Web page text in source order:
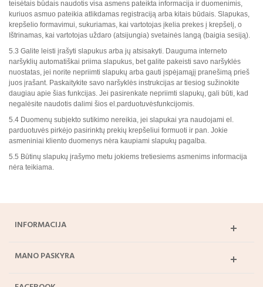
teisėtais būdais naudotis visa asmens pateikta informacija ir duomenimis,
kuriuos asmuo pateikia atlikdamas registraciją arba kitais būdais. Slapukas,
krepšelio formavimui, sukuriamas, kai vartotojas įkelia prekes į krepšelį, o
Ištrinamas, kai vartotojas uždaro (atsijungia) svetainės langą (baigia sesiją).
5.3 Galite leisti įrašyti slapukus arba jų atsisakyti. Dauguma interneto
naršyklių automatiškai priima slapukus, bet galite pakeisti savo naršyklės
nuostatas, jei norite nepriimti slapukų arba gauti įspėjamąjį pranešimą prieš
juos įrašant. Paskaitykite savo naršyklės instrukcijas ar tiesiog sužinokite
daugiau apie šias funkcijas. Jei pasirenkate nepriimti slapukų, gali būti, kad
negalėsite naudotis dalimi šios el.parduotuvėsfunkcijomis.
5.4 Duomenų subjekto sutikimo nereikia, jei slapukai yra naudojami el.
parduotuvės pirkėjo pasirinktų prekių krepšeliui formuoti ir pan. Jokie
asmeniniai kliento duomenys nėra kaupiami slapukų pagalba.
5.5 Būtinų slapukų įrašymo metu jokiems tretiesiems asmenims informacija
nėra teikiama.
INFORMACIJA
MANO PASKYRA